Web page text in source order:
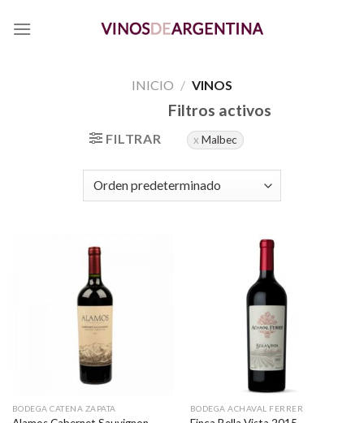
INICIO / VINOS
FILTRAR
Filtros activos
Malbec
BODEGA CATENA ZAPATA BODEGA ACHAVAL FERRER